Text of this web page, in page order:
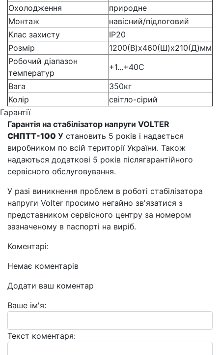
Охолодження
природне
Монтаж
навісний/підлоговий
Клас захисту
IP20
Розмір
1200(В)х460(Ш)х210(Д)мм
Робочий діапазон
температур
+1...+40С
Вага
350кг
Колір
світло-сірий
Гарантії
Гарантія на стабілізатор напруги VOLTER
СНПТТ-100 У становить 5 років і надається
виробником по всій території України. Також
надаються додаткові 5 років післягарантійного
сервісного обслуговування.
У разі виникнення проблем в роботі стабілізатора
напруги Volter просимо негайно зв'язатися з
представником сервісного центру за номером
зазначеному в паспорті на виріб.
Коментарі:
Немає коментарів
Додати ваш коментар
Ваше ім'я:
Текст коментаря: